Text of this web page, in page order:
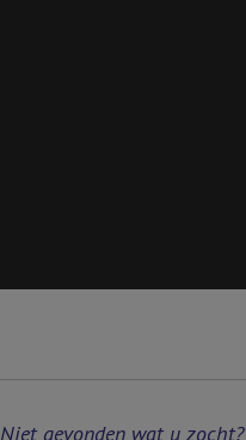
Niet gevonden wat u zocht?